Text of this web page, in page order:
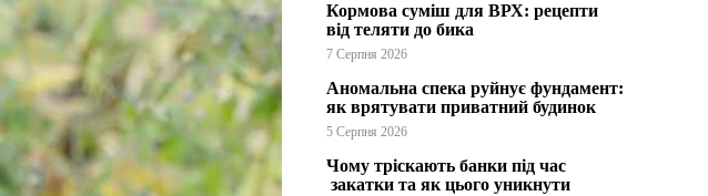
Кормова суміш для ВРХ: рецепти
від теляти до бика
7 Серпня 2026
Аномальна спека руйнує фундамент:
як врятувати приватний будинок
5 Серпня 2026
Чому тріскають банки під час
закатки та як цього уникнути